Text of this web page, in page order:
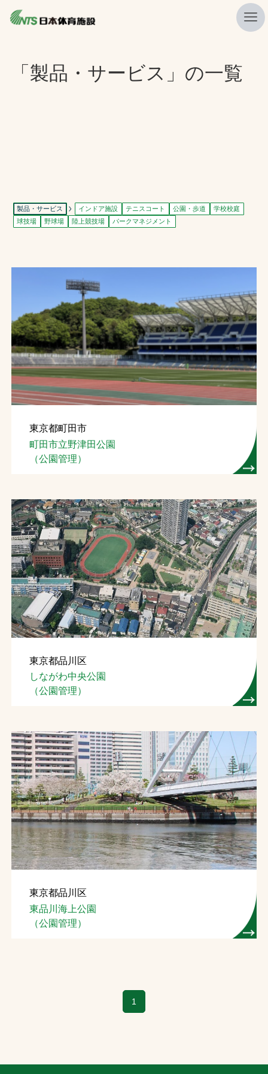
ニュース
会社概要
採用情報
お取引先の皆様へ
プライバシーポリシー
ソーシャルメディアポリシー
Instagram
FacebookYouTube
文字の見えづらさや操作にお困りの方へ
「製品・サービス」の一覧
製品・サービス インドア施設 テニスコート 公園・歩道
学校校庭
球技場
野球場 陸上競技場 パークマネジメント
東京都町田市
町田市立野津田公園
（公園管理）
東京都品川区
しながわ中央公園
（公園管理）
東京都品川区
東品川海上公園
（公園管理）
1